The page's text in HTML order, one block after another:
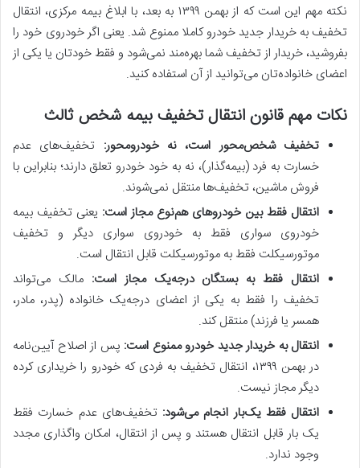
نکته مهم این است که از بهمن ۱۳۹۹ به بعد، با ابلاغ بیمه مرکزی، انتقال
تخفیف به خریدار جدید خودرو کاملا ممنوع شد. یعنی اگر خودروی خود را
بفروشید، خریدار از تخفیف شما بهره‌مند نمی‌شود و فقط خودتان یا یکی از
اعضای خانواده‌تان می‌توانید از آن استفاده کنید.
نکات مهم قانون انتقال تخفیف بیمه شخص ثالث
تخفیف شخص‌محور است، نه خودرو‌محور: تخفیف‌های عدم
خسارت به فرد (بیمه‌گذار)، نه به خود خودرو تعلق دارند؛ بنابراین با
فروش ماشین، تخفیف‌ها منتقل نمی‌شوند.
انتقال فقط بین خودروهای هم‌نوع مجاز است: یعنی تخفیف بیمه
خودروی سواری فقط به خودروی سواری دیگر و تخفیف
موتورسیکلت فقط به موتورسیکلت قابل انتقال است.
انتقال فقط به بستگان درجه‌یک مجاز است:مالک می‌تواند
تخفیف را فقط به یکی از اعضای درجه‌یک خانواده (پدر، مادر،
همسر یا فرزند) منتقل کند.
انتقال به خریدار جدید خودرو ممنوع است: پس از اصلاح آیین‌نامه
در بهمن ۱۳۹۹، انتقال تخفیف به فردی که خودرو را خریداری کرده
دیگر مجاز نیست.
انتقال فقط یک‌بار انجام می‌شود: تخفیف‌های عدم خسارت فقط
یک بار قابل انتقال هستند و پس از انتقال، امکان واگذاری مجدد
وجود ندارد.